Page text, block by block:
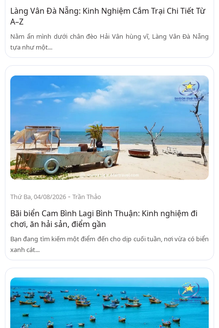
Làng Vân Đà Nẵng: Kinh Nghiệm Cắm Trại Chi Tiết Từ
A–Z
Nằm ẩn mình dưới chân đèo Hải Vân hùng vĩ, Làng Vân Đà Nẵng
tựa như một...
Thứ Ba, 04/08/2026 - Trần Thảo
Bãi biển Cam Bình Lagi Bình Thuận: Kinh nghiệm đi
chơi, ăn hải sản, điểm gần
Bạn đang tìm kiếm một điểm đến cho dịp cuối tuần, nơi vừa có biển
xanh cát...